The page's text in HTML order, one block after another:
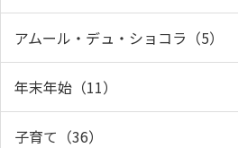
アムール・デュ・ショコラ（5）
年末年始（11）
子育て（36）